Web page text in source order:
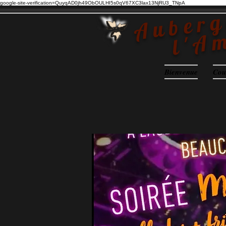
google-site-verification=QuyqAD0jh49ObOULHI5s0qV67XC3lax13NjRU3_TNpA
Bienvenue